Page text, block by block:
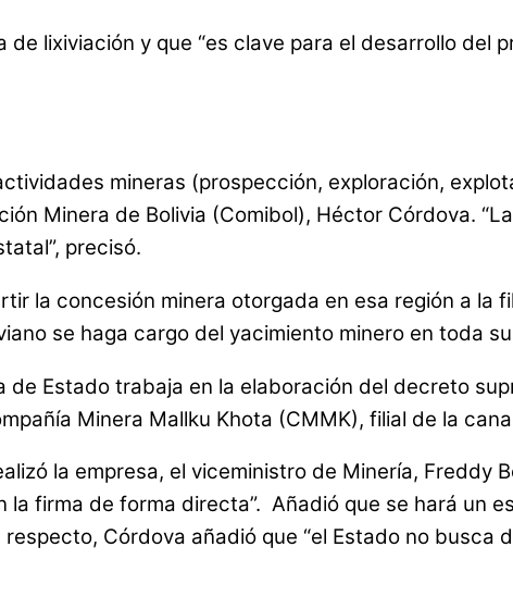
lixiviación y que “es clave para el desarrollo del
mineras (prospección, exploración,
Minera de Bolivia (Comibol), Héctor Córdova.
precisó.
la concesión minera otorgada en esa región a la
se haga cargo del yacimiento minero en toda
Estado trabaja en la elaboración del decreto
Minera Mallku Khota (CMMK), filial de la
la empresa, el viceministro de Minería, Freddy
firma de forma directa”. Añadió que se hará un
Córdova añadió que “el Estado no busca